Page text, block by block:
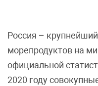
Россия –
морепродуктов на
официальной
2020 году